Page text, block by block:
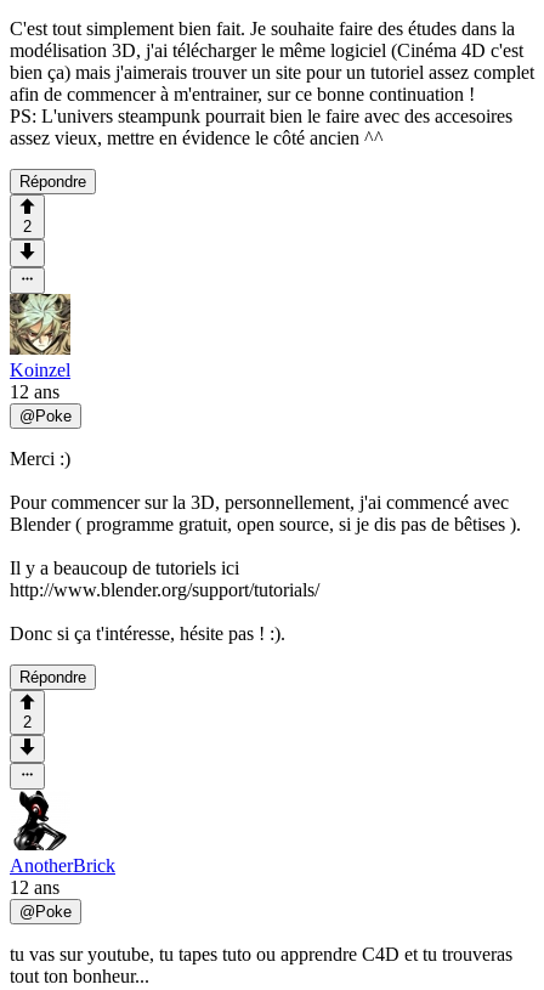
C'est tout simplement bien fait. Je souhaite faire des études dans la
modélisation 3D, j'ai télécharger le même logiciel (Cinéma 4D c'est
bien ça) mais j'aimerais trouver un site pour un tutoriel assez complet
afin de commencer à m'entrainer, sur ce bonne continuation !
PS: L'univers steampunk pourrait bien le faire avec des accesoires
assez vieux, mettre en évidence le côté ancien ^^
Répondre
2
Koinzel
12 ans
@ Poke
Merci :)
Pour commencer sur la 3D, personnellement, j'ai commencé avec
Blender ( programme gratuit, open source, si je dis pas de bêtises ).
Il y a beaucoup de tutoriels ici
http://www.blender.org/support/tutorials/
Donc si ça t'intéresse, hésite pas ! :).
Répondre
2
AnotherBrick
12 ans
@ Poke
tu vas sur youtube, tu tapes tuto ou apprendre C4D et tu trouveras
tout ton bonheur...